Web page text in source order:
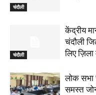
चंदौली
चंदौली
केंद्रीय
चंदौली
लिए
लोक सभा
समस्त